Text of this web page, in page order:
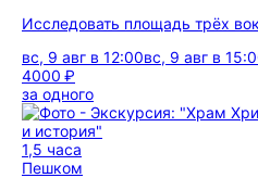
Исследовать площадь трёх
вс, 9 авг в 12:00вс, 9 авг в
4000 ₽
за одного
1,5 часа
Пешком